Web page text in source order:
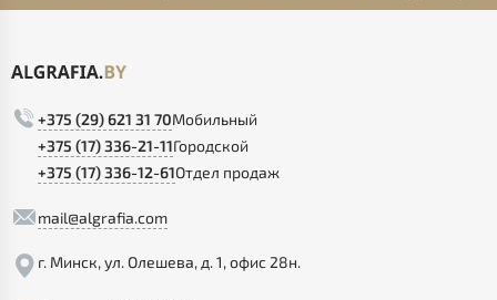
+375 (29) 621 31 70Мобильный
+375 (17) 336-21-11Городской
+375 (17) 336-12-61Отдел продаж
mail@algrafia.com
г. Минск, ул. Олешева, д. 1, офис 28н.